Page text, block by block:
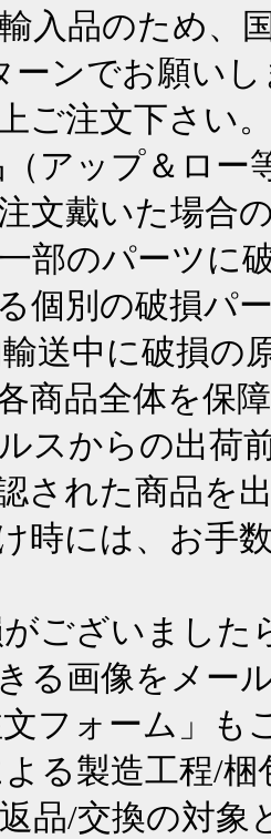
入品のため、
ーンでお願い
注文下さい
アップ＆ロー
文戴いた場合
のパーツに破
個別の破損パ
中に破損の原
商品全体を保
からの出荷前
された商品を
には、お手数
ざいました
る画像をメー
ォーム」も
る製造工程/梱
品/交換の対象